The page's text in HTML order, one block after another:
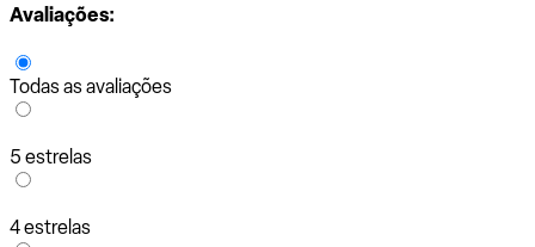
Avaliações:
Todas as avaliações
5 estrelas
4 estrelas